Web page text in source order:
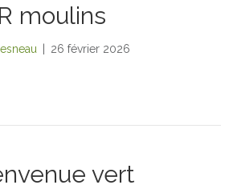
moulins
26 février 2026
vert